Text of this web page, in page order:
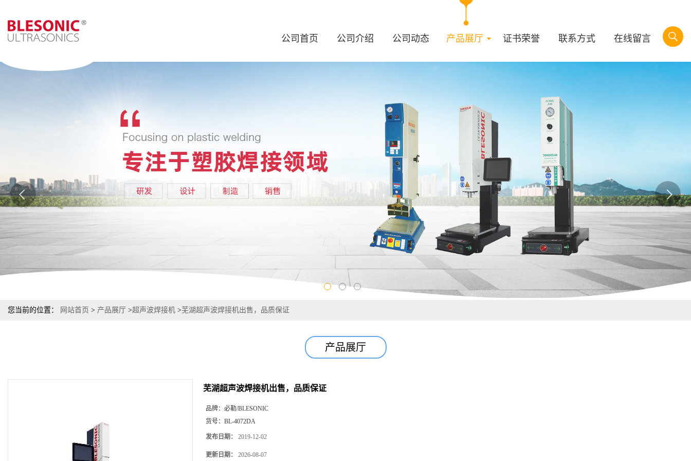
公司首页 公司介绍 公司动态 产品展厅 证书荣誉 联系方式 在线留言
您当前的位置： 网站首页 > 产品展厅 >超声波焊接机 >芜湖超声波焊接机出售，品质保证
产品展厅
芜湖超声波焊接机出售，品质保证
品牌： 必勒/BLESONIC
货号： BL-4072DA
发布日期： 2019-12-02
更新日期： 2026-08-07